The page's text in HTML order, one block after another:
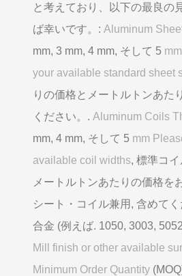
と考えており、以下の最良の
ば幸いです。: Aluminum
mm, 3 mm, 4 mm, そして 5
your available standard sheet
りの価格とメートルトンあた
ください。. Aluminum Coils
mm, 4 mm, そして 5 mm
available coil widths, 標準コ
メートルトンあたりの価格を
シート・コイル兼用, 含めて
合金 (例えば. 1050, 3003,
Mill finish or other available
Minimum Order Quantity